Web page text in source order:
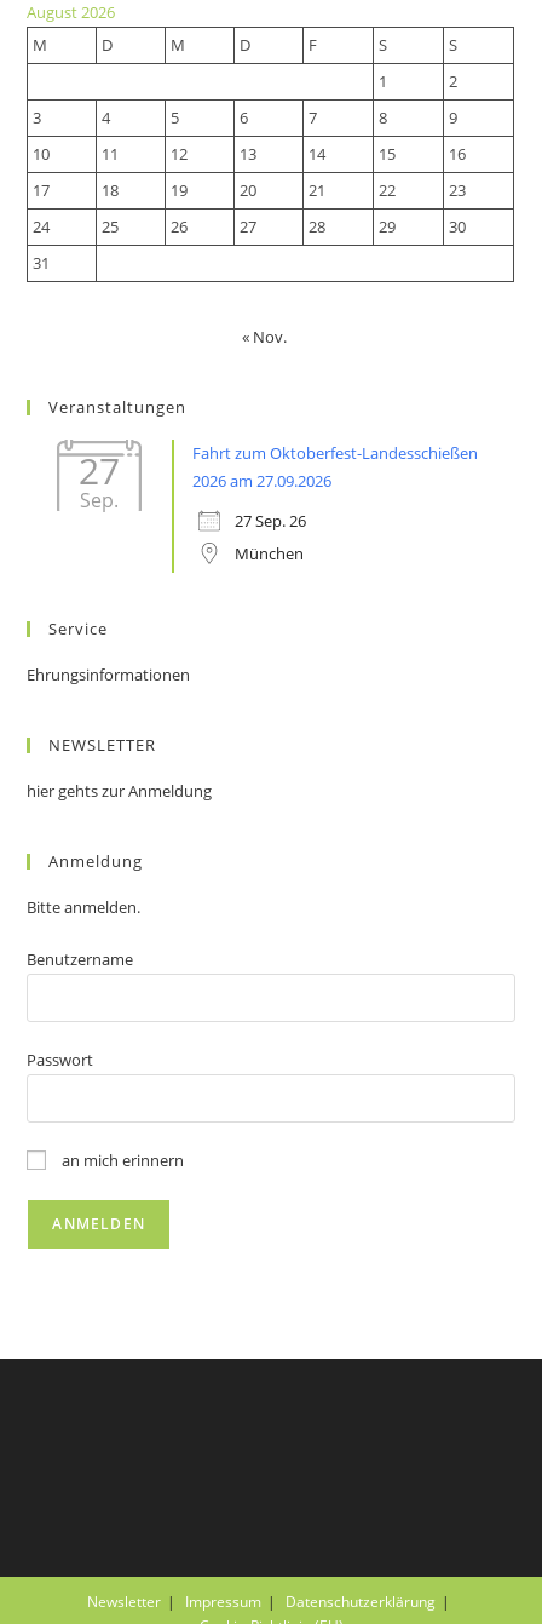
tab
new
tab
August 2026
M
D M D F S
S
1
2
3
4 5 6 7 8
9
10
11 12 13 14 15
16
17
18 19 20 21 22
23
24
25 26 27 28 29
30
31
« Nov.
Veranstaltungen
27
Sep.
Fahrt zum Oktoberfest-Landesschießen
2026 am 27.09.2026
27 Sep. 26
München
Service
Ehrungsinformationen
NEWSLETTER
hier gehts zur Anmeldung
Anmeldung
Bitte anmelden.
Benutzername
Passwort
an mich erinnern
Newsletter Impressum
Datenschutzerklärung